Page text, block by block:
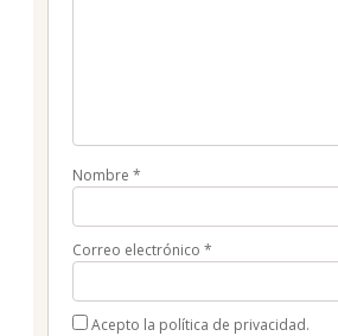
Nombre *
Correo electrónico *
Acepto la política de privacidad.